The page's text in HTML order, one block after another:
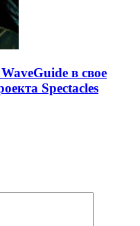
в свое
Spectacles